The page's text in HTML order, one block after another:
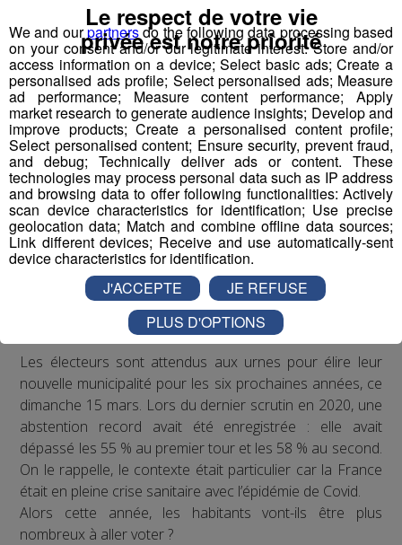
© Radio Mont Blanc
C’est le premier tour des
élections municipales ce
dimanche 15 mars.
Les électeurs sont attendus aux urnes pour élire leur
nouvelle municipalité pour les six prochaines années, ce
dimanche 15 mars. Lors du dernier scrutin en 2020, une
abstention record avait été enregistrée : elle avait
dépassé les 55 % au premier tour et les 58 % au second.
On le rappelle, le contexte était particulier car la France
était en pleine crise sanitaire avec l’épidémie de Covid.
Alors cette année, les habitants vont-ils être plus
nombreux à aller voter ?
We and ourpartnersdo the following data processing based
on your consent and/or our legitimate interest: Store and/or
access information on a device; Select basic ads; Create a
personalised ads profile; Select personalised ads; Measure
ad performance; Measure content performance; Apply
market research to generate audience insights; Develop and
improve products; Create a personalised content profile;
Select personalised content; Ensure security, prevent fraud,
and debug; Technically deliver ads or content. These
technologies may process personal data such as IP address
and browsing data to offer following functionalities: Actively
scan device characteristics for identification; Use precise
geolocation data; Match and combine offline data sources;
Link different devices; Receive and use automatically-sent
device characteristics for identification.
Le respect de votre vie
privée est notre priorité
J'ACCEPTE
JE REFUSE
PLUS D'OPTIONS